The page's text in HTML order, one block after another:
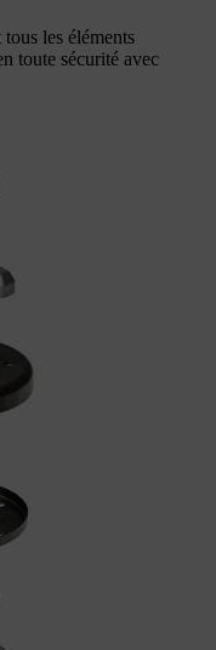
les éléments
toute sécurité avec